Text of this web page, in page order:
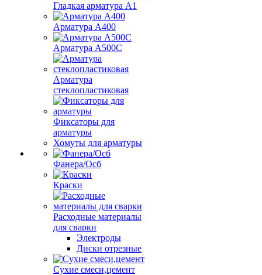
Гладкая арматура А1
Арматура А400
Арматура A500C
Арматура
стеклопластиковая
Фиксаторы для
арматуры
Хомуты для арматуры
Фанера/Осб
Краски
Расходные материалы
для сварки
Электроды
Диски отрезные
Сухие смеси,цемент